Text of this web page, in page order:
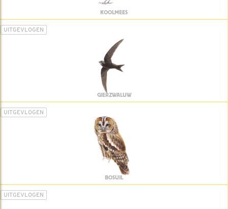
KOOLMEES
UITGEVLOGEN
GIERZWALUW
UITGEVLOGEN
BOSUIL
UITGEVLOGEN